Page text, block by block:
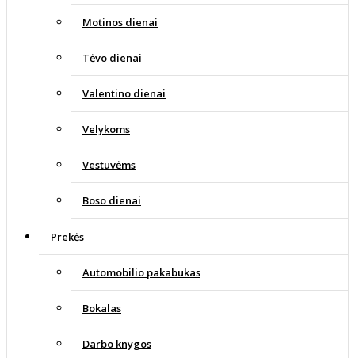
Motinos dienai
Tėvo dienai
Valentino dienai
Velykoms
Vestuvėms
Boso dienai
Prekės
Automobilio pakabukas
Bokalas
Darbo knygos